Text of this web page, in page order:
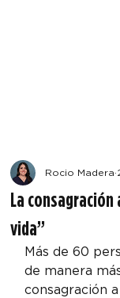
La
vida”
Rocio Madera
Más de 60
de manera
consagración